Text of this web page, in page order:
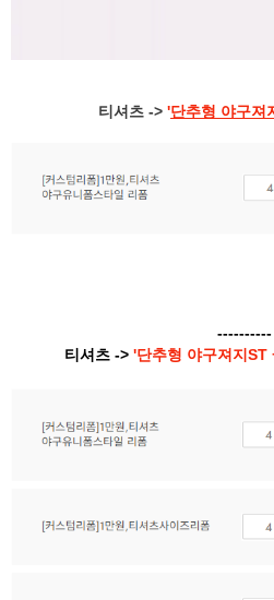
티셔츠 -> '단추형 야구져
----------
티셔츠 -> '단추형 야구져지ST